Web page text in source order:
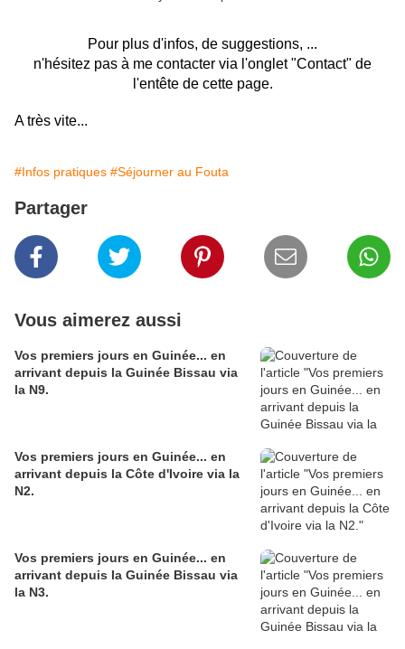
Pour plus d'infos, de suggestions, ...
n'hésitez pas à me contacter via l'onglet "Contact" de
l'entête de cette page.
A très vite...
#Infos pratiques #Séjourner au Fouta
Partager
Vous aimerez aussi
Vos premiers jours en Guinée... en
arrivant depuis la Guinée Bissau via
la N9.
Vos premiers jours en Guinée... en
arrivant depuis la Côte d'Ivoire via la
N2.
Vos premiers jours en Guinée... en
arrivant depuis la Guinée Bissau via
la N3.